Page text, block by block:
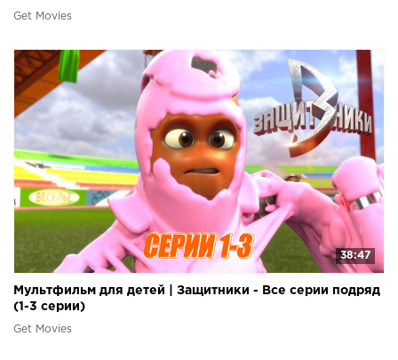
Get Movies
38:47
Мультфильм для детей | Защитники - Все серии подряд
(1-3 серии)
Get Movies